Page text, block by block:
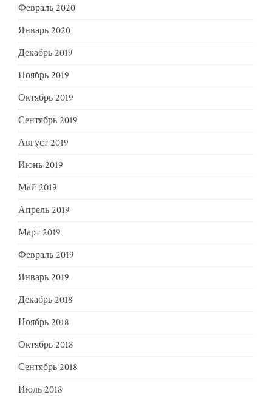
Февраль 2020
Январь 2020
Декабрь 2019
Ноябрь 2019
Октябрь 2019
Сентябрь 2019
Август 2019
Июнь 2019
Май 2019
Апрель 2019
Март 2019
Февраль 2019
Январь 2019
Декабрь 2018
Ноябрь 2018
Октябрь 2018
Сентябрь 2018
Июль 2018